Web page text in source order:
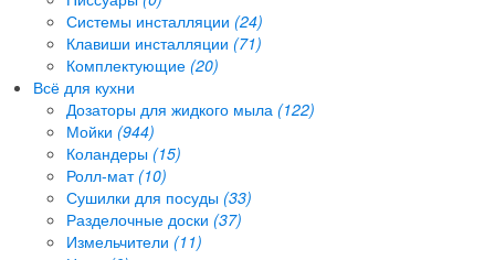
Системы инсталляции (24)
Клавиши инсталляции (71)
Комплектующие (20)
Всё для кухни
Дозаторы для жидкого мыла (122)
Мойки (944)
Коландеры (15)
Ролл-мат (10)
Сушилки для посуды (33)
Разделочные доски (37)
Измельчители (11)